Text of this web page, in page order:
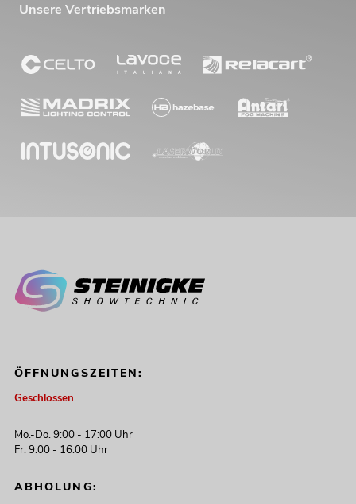
Unsere Vertriebsmarken
ÖFFNUNGSZEITEN:
Geschlossen
Mo.-Do. 9:00 - 17:00 Uhr
Fr. 9:00 - 16:00 Uhr
ABHOLUNG: